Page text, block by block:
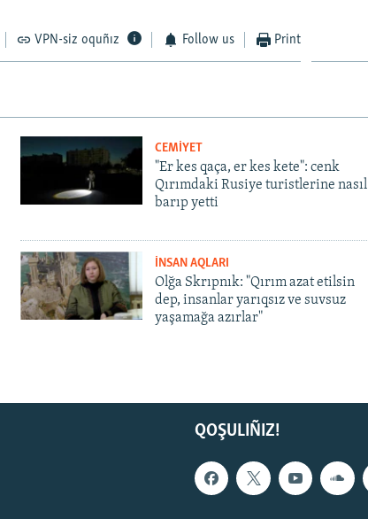
VPN-siz oquñız Follow us Print
CEMİYET
"Er kes qaça, er kes kete": cenk
Qırımdaki Rusiye turistlerine nasıl
barıp yetti
İNSAN AQLARI
Olğa Skrıpnık: "Qırım azat etilsin
dep, insanlar yarıqsız ve suvsuz
yaşamağa azırlar"
QOŞULIÑIZ!